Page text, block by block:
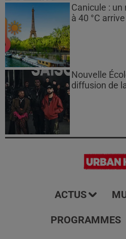
Canicule :
à 40 °C
Nouvelle
diffusion de
ACTUS
PROGRAMMES